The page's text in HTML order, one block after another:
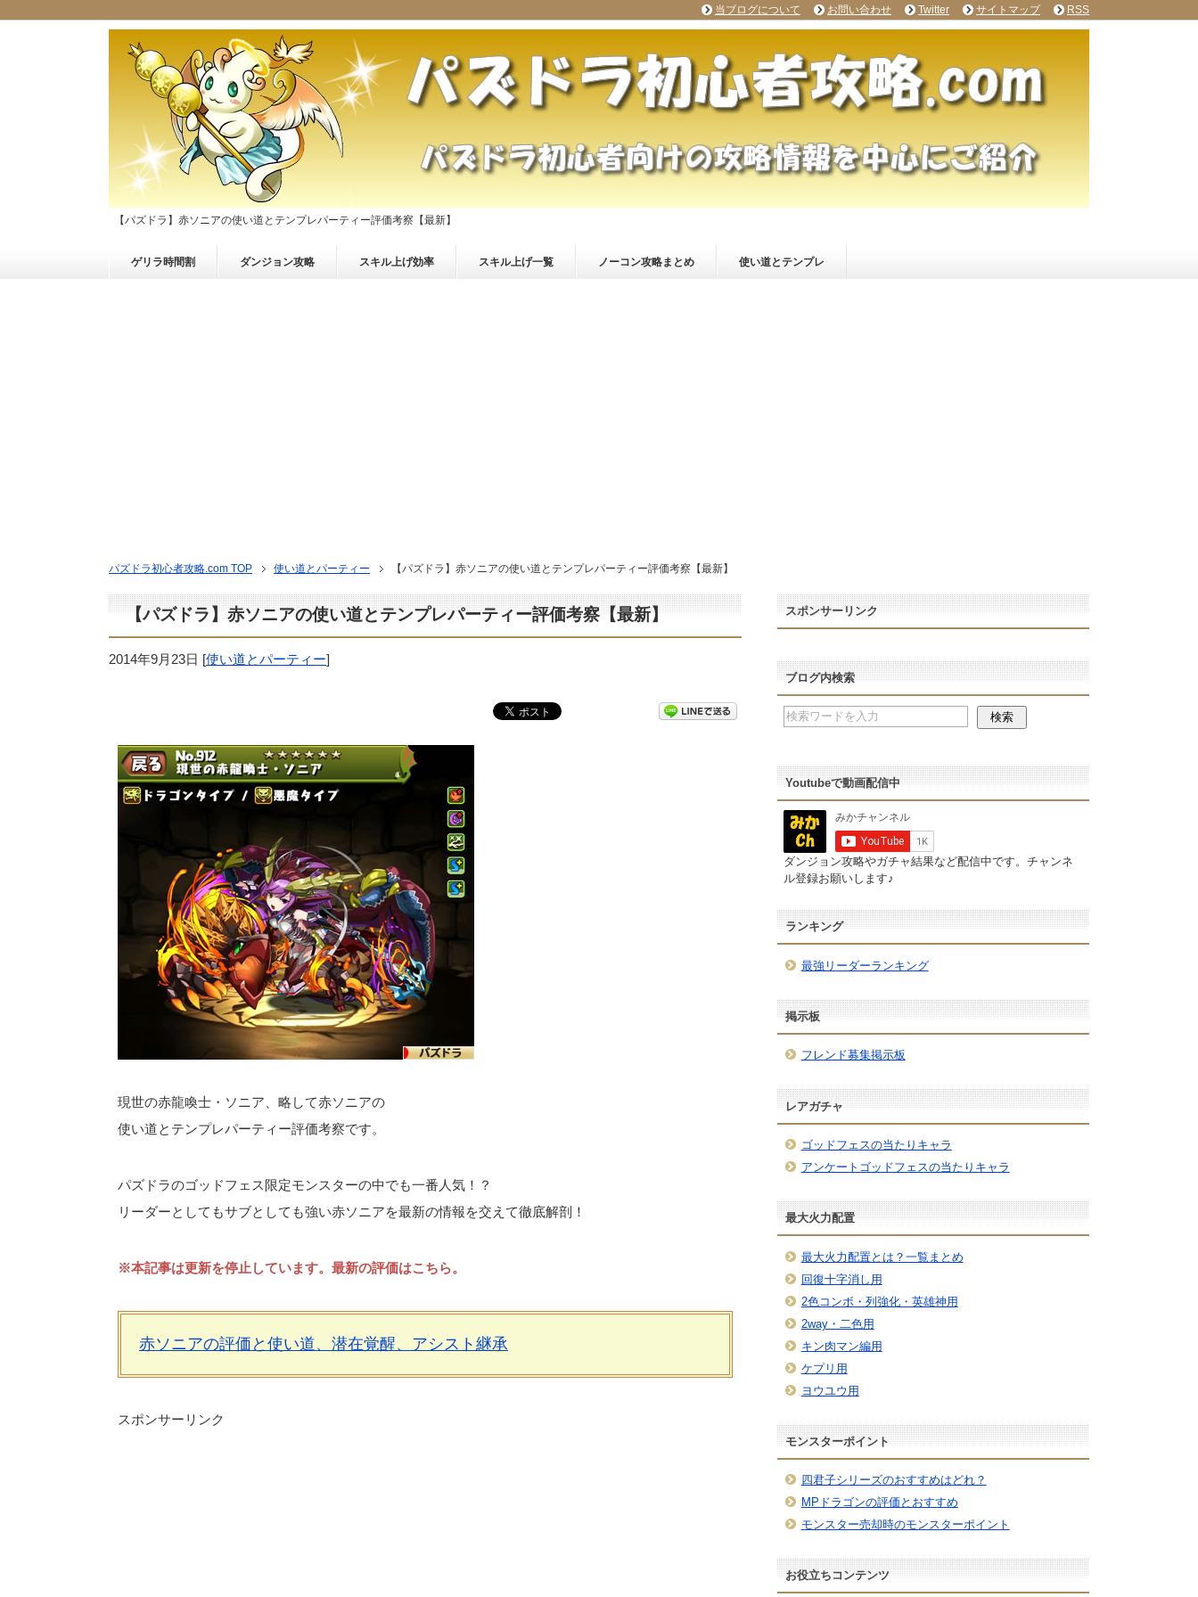
【パズドラ】赤ソニアの使い道とテンプレパーティー評価考察【最新】
ゲリラ時間割 ダンジョン攻略 スキル上げ効率 スキル上げ一覧 ノーコン攻略まとめ 使い道とテンプレ
パズドラ初心者攻略.com TOP 使い道とパーティー 【パズドラ】赤ソニアの使い道とテンプレパーティー評価考察【最新】
【パズドラ】赤ソニアの使い道とテンプレパーティー評価考察【最新】
2014年9月23日 [使い道とパーティー]
現世の赤龍喚士・ソニア、略して赤ソニアの
使い道とテンプレパーティー評価考察です。
パズドラのゴッドフェス限定モンスターの中でも一番人気！？
リーダーとしてもサブとしても強い赤ソニアを最新の情報を交えて徹底解剖！
※本記事は更新を停止しています。最新の評価はこちら。
赤ソニアの評価と使い道、潜在覚醒、アシスト継承
スポンサーリンク
スポンサーリンク
ブログ内検索
Youtubeで動画配信中
ダンジョン攻略やガチャ結果など配信中です。チャンネ
ル登録お願いします♪
ランキング
最強リーダーランキング
掲示板
フレンド募集掲示板
レアガチャ
ゴッドフェスの当たりキャラ
アンケートゴッドフェスの当たりキャラ
最大火力配置
最大火力配置とは？一覧まとめ
回復十字消し用
2色コンボ・列強化・英雄神用
2way・二色用
キン肉マン編用
ケプリ用
ヨウユウ用
モンスターポイント
四君子シリーズのおすすめはどれ？
MPドラゴンの評価とおすすめ
モンスター売却時のモンスターポイント
お役立ちコンテンツ
当ブログについて お問い合わせ Twitter サイトマップ RSS